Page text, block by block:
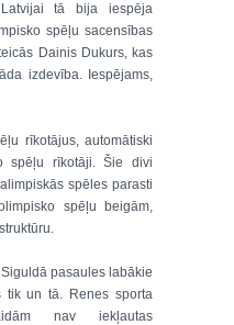
tā bija iespēja
spēļu sacensības
Dainis Dukurs, kas
izdevība. Iespējams,
rīkotājus, automātiski
spēļu rīkotāji. Šie divi
spēles parasti
spēļu beigām,
pasaules labākie
tik un tā. Renes sporta
nav iekļautas